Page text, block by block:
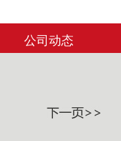
公司动态